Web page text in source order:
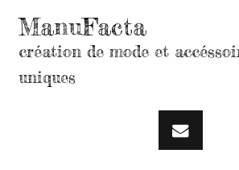
ManuFacta
création de mode et
uniques